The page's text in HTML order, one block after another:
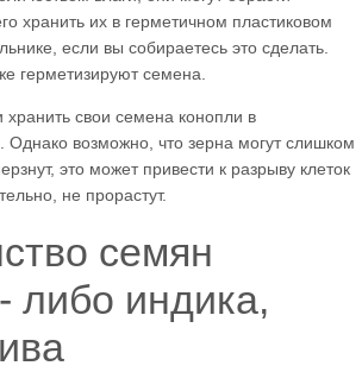
хранить их в герметичном пластиковом
если вы собираетесь это сделать.
герметизируют семена.
хранить свои семена конопли в
Однако возможно, что зерна могут слишком
это может привести к разрыву клеток
не прорастут.
семян
либо индика,